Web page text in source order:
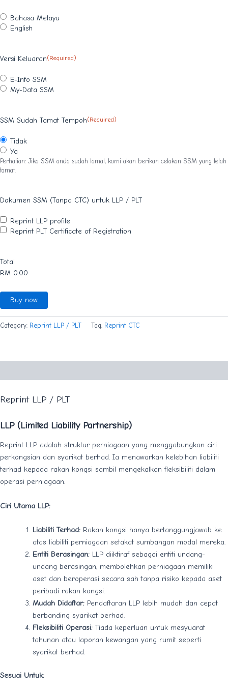
Bahasa Melayu
English
Versi Keluaran(Required)
E-Info SSM
My-Data SSM
SSM Sudah Tamat Tempoh(Required)
Tidak
Ya
Perhatian: Jika SSM anda sudah tamat, kami akan berikan cetakan SSM yang telah
tamat.
Dokumen SSM (Tanpa CTC) untuk LLP / PLT
Reprint LLP profile
Reprint PLT Certificate of Registration
Total
Buy now
Category: Reprint LLP / PLT Tag: Reprint CTC
Reprint LLP / PLT
LLP (Limited Liability Partnership)
Reprint LLP adalah struktur perniagaan yang menggabungkan ciri
perkongsian dan syarikat berhad. Ia menawarkan kelebihan liabiliti
terhad kepada rakan kongsi sambil mengekalkan fleksibiliti dalam
operasi perniagaan.
Ciri Utama LLP:
Liabiliti Terhad:Rakan kongsi hanya bertanggungjawab ke
atas liabiliti perniagaan setakat sumbangan modal mereka.
Entiti Berasingan:LLP diiktiraf sebagai entiti undang-
undang berasingan, membolehkan perniagaan memiliki
aset dan beroperasi secara sah tanpa risiko kepada aset
peribadi rakan kongsi.
Mudah Didaftar:Pendaftaran LLP lebih mudah dan cepat
berbanding syarikat berhad.
Fleksibiliti Operasi:Tiada keperluan untuk mesyuarat
tahunan atau laporan kewangan yang rumit seperti
syarikat berhad.
Sesuai Untuk: